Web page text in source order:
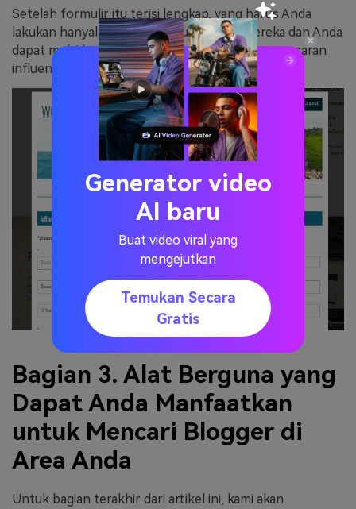
Setelah formulir itu terisi lengkap, yang harus Anda
lakukan hanyalah menunggu undangan mereka dan Anda
dapat mulai bekerja sama dalam kampanye pemasaran
influencer Anda!
Bagian 3. Alat Berguna yang
Dapat Anda Manfaatkan
untuk Mencari Blogger di
Area Anda
Untuk bagian terakhir dari artikel ini, kami akan
Generator video
AI baru
Buat video viral yang
mengejutkan
Temukan Secara
Gratis